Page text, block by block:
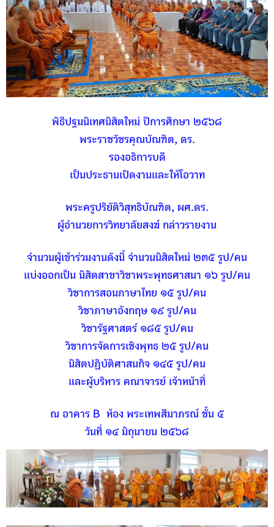
พิธีปฐมนิเทศนิสิตใหม่ ปีการศึกษา ๒๕๖๘
พระราชวัชรคุณบัณฑิต, ดร.
รองอธิการบดี
เป็นประธานเปิดงานและให้โอวาท
พระครูปริยัติวิสุทธิบัณฑิต, ผศ.ดร.
ผู้อำนวยการวิทยาลัยสงฆ์ กล่าวรายงาน
จำนวนผู้เข้าร่วมงานดังนี้ จำนวนนิสิตใหม่ ๒๓๕ รูป/คน
แบ่งออกเป็น นิสิตสาขาวิชาพระพุทธศาสนา ๑๖ รูป/คน
วิชาการสอนภาษาไทย ๑๕ รูป/คน
วิชาภาษาอังกฤษ ๑๙ รูป/คน
วิชารัฐศาสตร์ ๑๘๕ รูป/คน
วิชาการจัดการเชิงพุทธ ๒๕ รูป/คน
นิสิตปฏิบัติศาสนกิจ ๑๔๕ รูป/คน
และผู้บริหาร คณาจารย์ เจ้าหน้าที่
ณ อาคาร B ห้อง พระเทพสีมาภรณ์ ชั้น ๕
วันที่ ๑๔ มิถุนายน ๒๕๖๘